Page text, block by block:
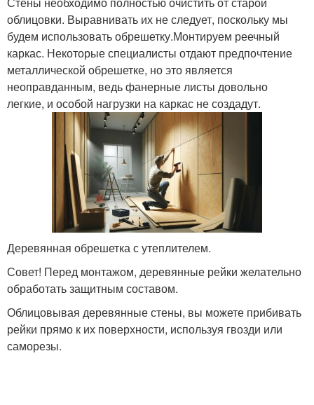
облицовки. Выравнивать их не следует, поскольку мы
будем использовать обрешетку.Монтируем реечный
каркас. Некоторые специалисты отдают предпочтение
металлической обрешетке, но это является
неоправданным, ведь фанерные листы довольно
легкие, и особой нагрузки на каркас не создадут.
Деревянная обрешетка с утеплителем.
Совет! Перед монтажом, деревянные рейки желательно
обработать защитным составом.
Облицовывая деревянные стены, вы можете прибивать
рейки прямо к их поверхности, используя гвозди или
саморезы.